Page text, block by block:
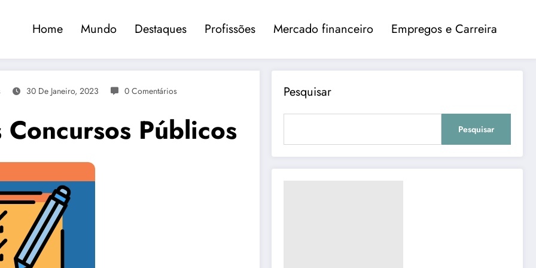
Home Mundo Destaques Profissões Mercado financeiro Empregos e Carreira
30 De Janeiro, 2023 0 Comentários
Públicos
Pesquisar
Pesquisar